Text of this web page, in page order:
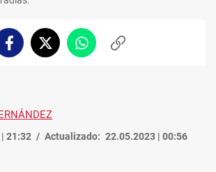
FacebookTwitterWhatsappCopiar
21:32 Actualizado: 22.05.2023 | 00:56